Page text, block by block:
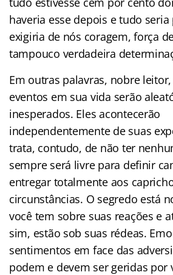
haveria esse depois e tudo
exigiria de nós coragem, força
tampouco verdadeira
Em outras palavras, nobre
eventos em sua vida serão
inesperados. Eles acontecerão
independentemente de suas
trata, contudo, de não ter
sempre será livre para definir
entregar totalmente aos
circunstâncias. O segredo está
você tem sobre suas reações e
sim, estão sob suas rédeas.
sentimentos em face das
podem e devem ser geridas por